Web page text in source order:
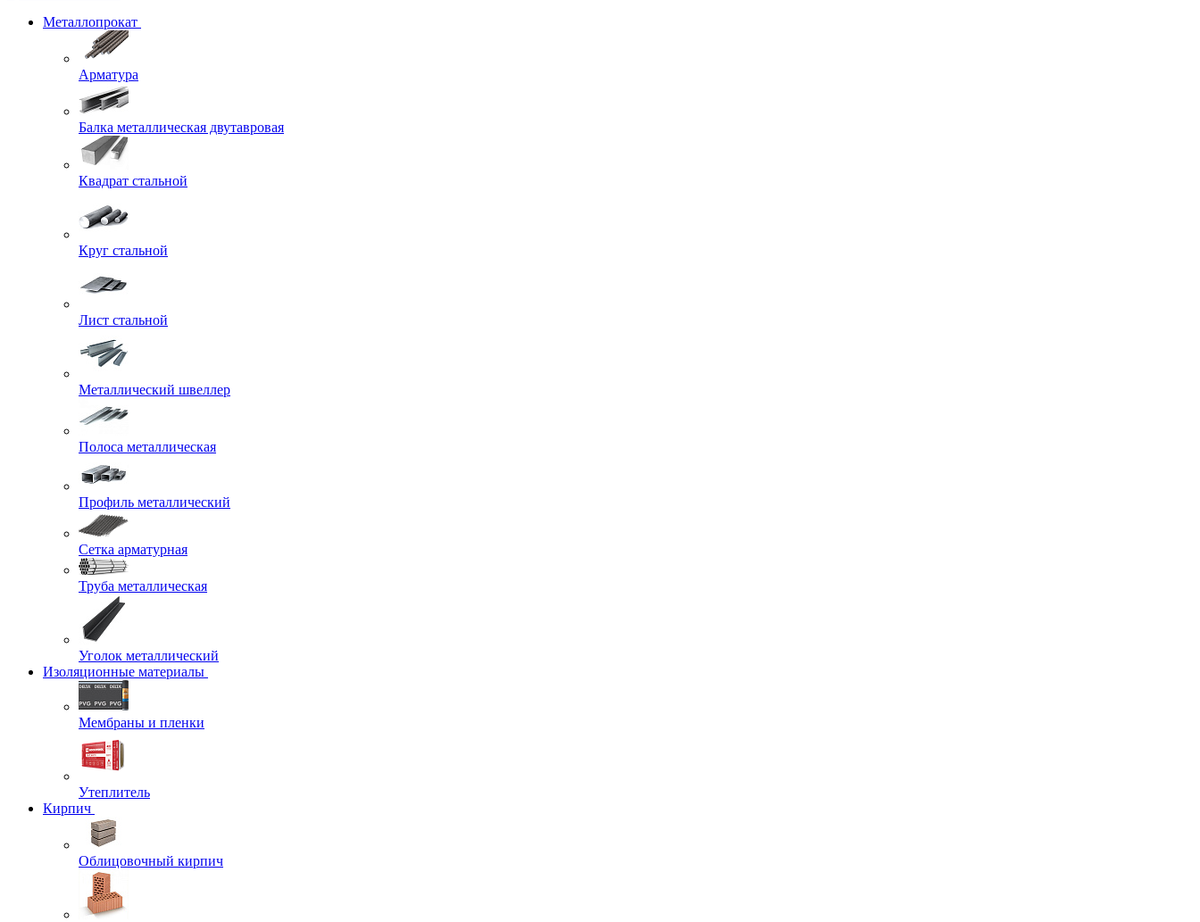
Металлопрокат
Арматура
Балка металлическая двутавровая
Квадрат стальной
Круг стальной
Лист стальной
Металлический швеллер
Полоса металлическая
Профиль металлический
Сетка арматурная
Труба металлическая
Уголок металлический
Изоляционные материалы
Мембраны и пленки
Утеплитель
Кирпич
Облицовочный кирпич